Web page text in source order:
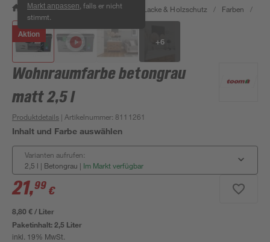
Markt anpassen , falls er nicht
stimmt.
/ Bauen & Renovieren / Farben, Lacke & Holzschutz / Farben /
Aktion
+6
Wohnraumfarbe betongrau
matt 2,5 l
Produktdetails | Artikelnummer: 8111261
Inhalt und Farbe auswählen
Varianten aufrufen:
2,5 l | Betongrau | Im Markt verfügbar
21,99 €
8,80 € / Liter
Paketinhalt:2,5 Liter
inkl. 19% MwSt.